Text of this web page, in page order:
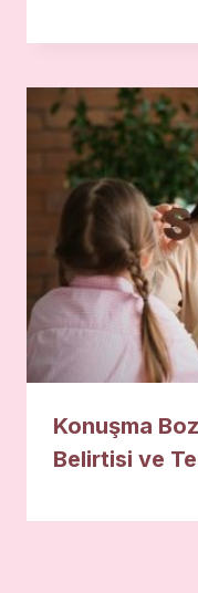
Konuşma
Belirtisi ve